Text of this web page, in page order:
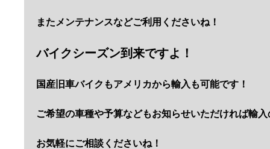
またメンテナンスなどご利用くださいね！
バイクシーズン到来ですよ！
国産旧車バイクもアメリカから輸入も可能です ！
ご希望の車種や予算などもお知らせいただければ輸
お気軽にご相談くださいね ！